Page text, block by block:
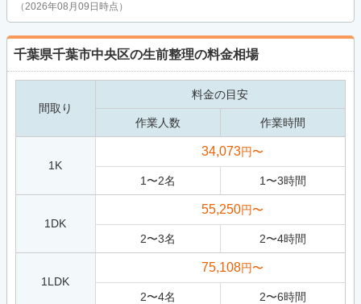
（2026年08月09日時点）
千葉県千葉市中央区の生前整理の料金相場
間取り
料金の目安
作業人数 作業時間
1K
34,073円〜
1 〜2名 1 〜3時間
1DK
55,250円〜
2〜3名 2〜4時間
1LDK
75,108円〜
2〜4名 2〜6時間